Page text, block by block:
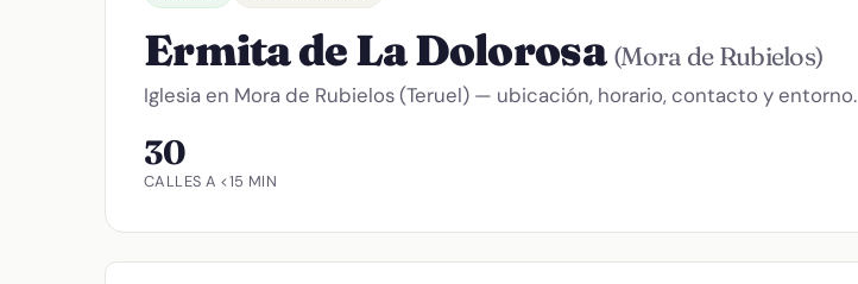
Ermita de La Dolorosa (Mora de Rubielos)
Iglesia en Mora de Rubielos (Teruel) — ubicación, horario, contacto y entorno.
30
CALLES A <15 MIN